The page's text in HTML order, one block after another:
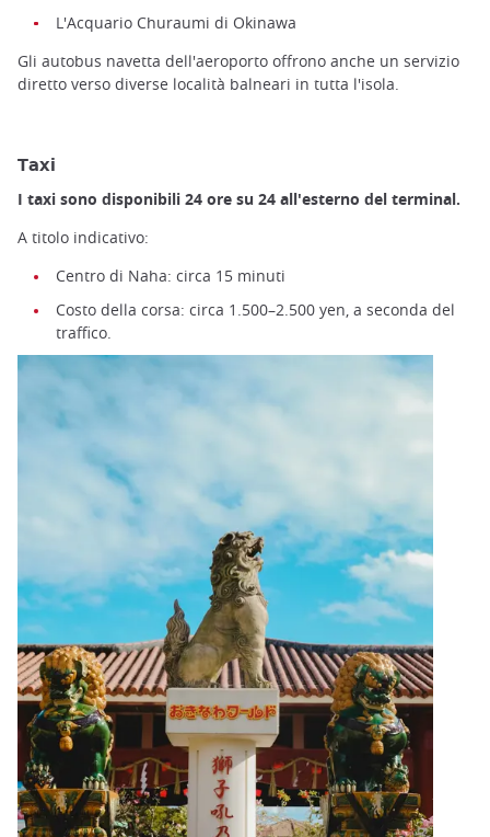
L'Acquario Churaumi di Okinawa
Gli autobus navetta dell'aeroporto offrono anche un servizio
diretto verso diverse località balneari in tutta l'isola.
Taxi
I taxi sono disponibili 24 ore su 24 all'esterno del terminal.
A titolo indicativo:
Centro di Naha: circa 15 minuti
Costo della corsa: circa 1.500–2.500 yen, a seconda del
traffico.